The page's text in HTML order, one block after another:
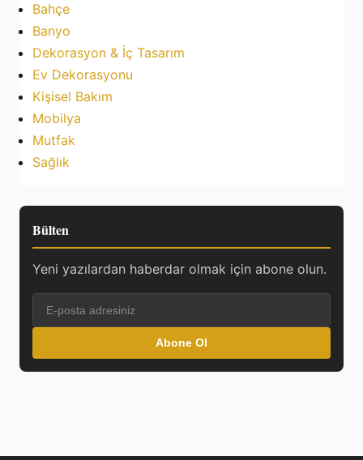
Bahçe
Banyo
Dekorasyon & İç Tasarım
Ev Dekorasyonu
Kişisel Bakım
Mobilya
Mutfak
Sağlık
Bülten
Yeni yazılardan haberdar olmak için abone olun.
Abone Ol